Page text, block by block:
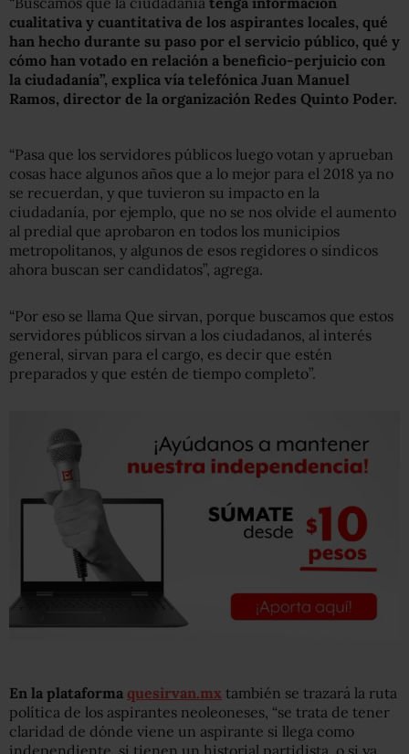
cualitativa y cuantitativa de los aspirantes locales, qué
han hecho durante su paso por el servicio público, qué y
cómo han votado en relación a beneficio-perjuicio con
la ciudadanía”, explica vía telefónica Juan Manuel
Ramos, director de la organización Redes Quinto Poder.
“Pasa que los servidores públicos luego votan y aprueban
cosas hace algunos años que a lo mejor para el 2018 ya no
se recuerdan, y que tuvieron su impacto en la
ciudadanía, por ejemplo, que no se nos olvide el aumento
al predial que aprobaron en todos los municipios
metropolitanos, y algunos de esos regidores o síndicos
ahora buscan ser candidatos”, agrega.
“Por eso se llama Que sirvan, porque buscamos que estos
servidores públicos sirvan a los ciudadanos, al interés
general, sirvan para el cargo, es decir que estén
preparados y que estén de tiempo completo”.
En la plataforma quesirvan.mx también se trazará la ruta
política de los aspirantes neoleoneses, “se trata de tener
claridad de dónde viene un aspirante si llega como
independiente, si tienen un historial partidista, o si ya